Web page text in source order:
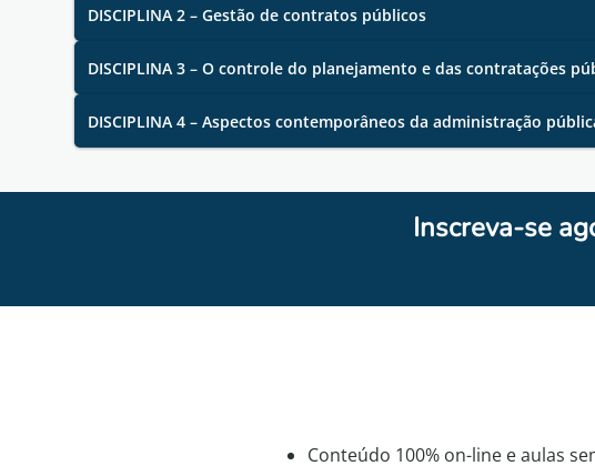
DISCIPLINA 2 – Gestão de contratos públicos
DISCIPLINA 3 – O controle do planejamento e das contratações
DISCIPLINA 4 – Aspectos contemporâneos da administração
Inscreva-se
Conteúdo 100% on-line e aulas